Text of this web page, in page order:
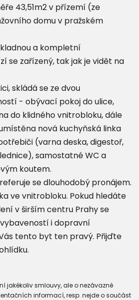
43,51m2 v přízemí (ze
domu v pražském
a kompletní
se zařízený, tak jak je vidět na
skládá se ze dvou
- obývací pokoj do ulice,
do klidného vnitrobloku, dále
nová kuchyňská linka
(varna deska, digestoř,
samostatné WC a
koutem.
se dlouhodobý pronájem.
ve vnitrobloku. Pokud hledáte
v širším centru Prahy se
i dopravní
tento byt ten pravý. Přijďte
jakékoliv smlouvy, ale o nezávazné
informací, resp. nejde o součást